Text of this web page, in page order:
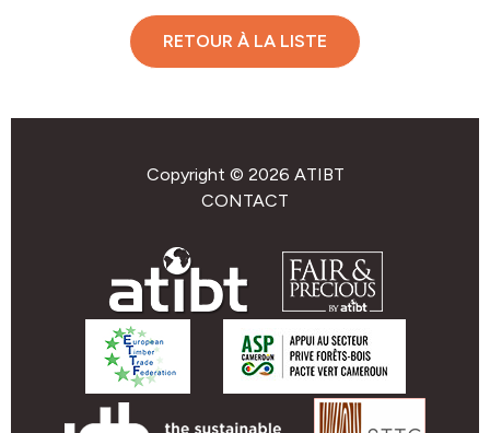
RETOUR À LA LISTE
Copyright © 2026 ATIBT
CONTACT